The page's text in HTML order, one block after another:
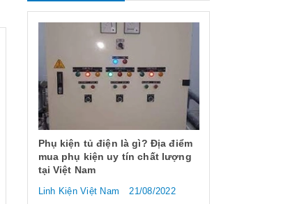
Phụ kiện tủ điện là gì? Địa điểm
mua phụ kiện uy tín chất lượng
tại Việt Nam
Linh Kiện Việt Nam
21/08/2022